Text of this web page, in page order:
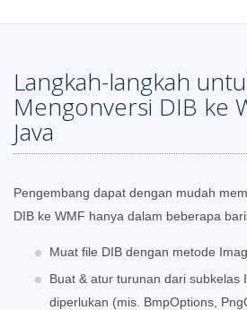
Langkah-langkah
Mengonversi DIB ke
Java
Pengembang dapat dengan mudah
DIB ke WMF hanya dalam beberapa
Muat file DIB dengan metode
Buat & atur turunan dari subkelas
diperlukan (mis. BmpOptions,